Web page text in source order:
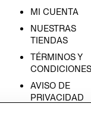
MI CUENTA
NUESTRAS
TIENDAS
TÉRMINOS Y
CONDICIONES
AVISO DE
PRIVACIDAD